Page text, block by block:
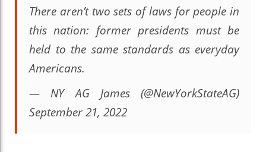
There aren’t two sets of laws for people in
this nation: former presidents must be
held to the same standards as everyday
Americans.
— NY AG James (@NewYorkStateAG)
September 21, 2022